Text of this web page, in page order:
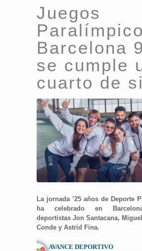
Juegos
Barcelona
se cumple
cuarto de
La jornada ’25 años de Deporte
ha celebrado en
deportistas Jon Santacana,
Conde y Astrid Fina.
AVANCE DEPORTIVO